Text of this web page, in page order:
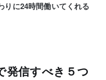
りに24時間働いてくれる
発信すべき５つ